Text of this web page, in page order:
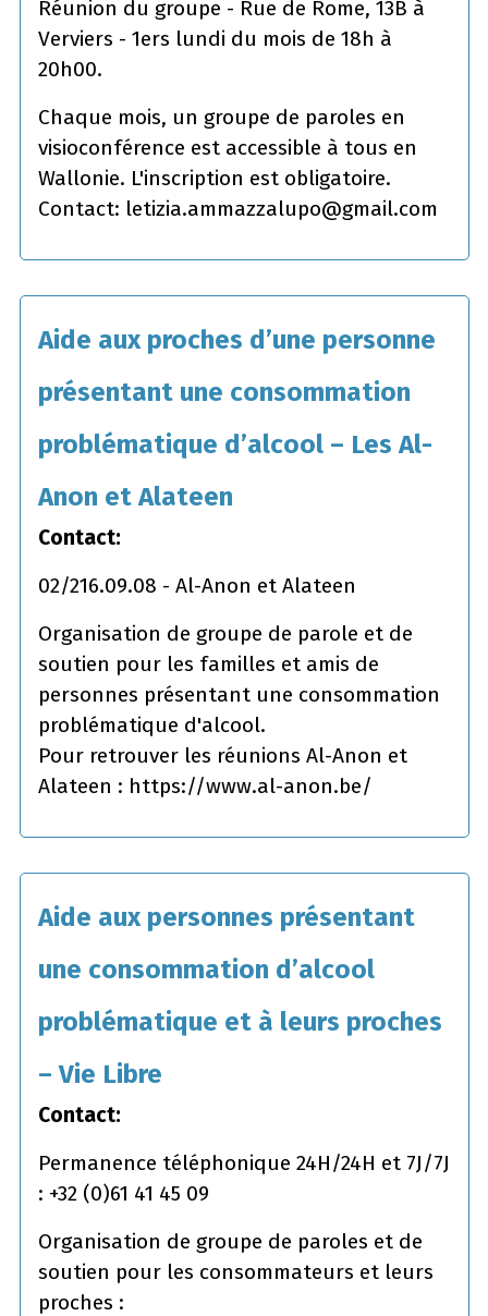
Réunion du groupe - Rue de Rome, 13B à
Verviers - 1ers lundi du mois de 18h à
20h00.
Chaque mois, un groupe de paroles en
visioconférence est accessible à tous en
Wallonie. L'inscription est obligatoire.
Contact: letizia.ammazzalupo@gmail.com
Aide aux proches d’une personne
présentant une consommation
problématique d’alcool – Les Al-
Anon et Alateen
Contact:
02/216.09.08 - Al-Anon et Alateen
Organisation de groupe de parole et de
soutien pour les familles et amis de
personnes présentant une consommation
problématique d'alcool.
Pour retrouver les réunions Al-Anon et
Alateen : https://www.al-anon.be/
Aide aux personnes présentant
une consommation d’alcool
problématique et à leurs proches
– Vie Libre
Contact:
Permanence téléphonique 24H/24H et 7J/7J
: +32 (0)61 41 45 09
Organisation de groupe de paroles et de
soutien pour les consommateurs et leurs
proches :